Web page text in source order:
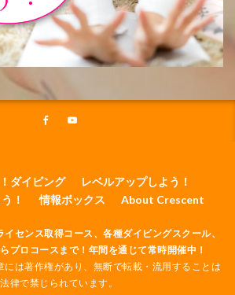
ダイビング
レベルアップしよう！
！
情報ボックス About Crescent
センス取得コース、各種ダイビングスクール、
プロコースまで！年間を通じて常時開催中！
には著作権があり、無断で転載・流用することは
法律で禁じられています。